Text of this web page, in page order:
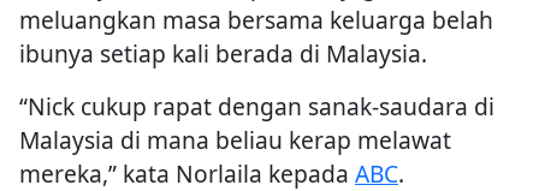
meluangkan masa bersama keluarga belah
ibunya setiap kali berada di Malaysia.
“Nick cukup rapat dengan sanak-saudara di
Malaysia di mana beliau kerap melawat
mereka,” kata Norlaila kepada ABC.